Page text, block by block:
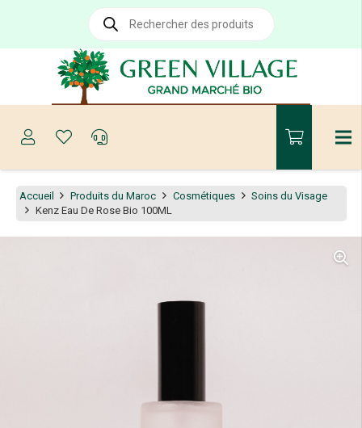
Recherche
produits
Accueil Produits du Maroc Cosmétiques
Soins du Visage
Kenz Eau De Rose Bio 100ML